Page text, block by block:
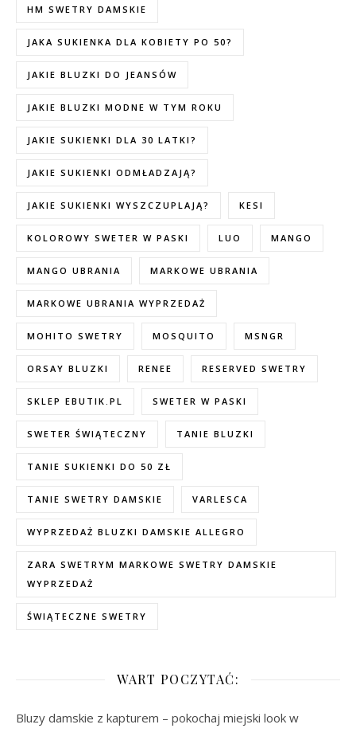
HM SWETRY DAMSKIE
JAKA SUKIENKA DLA KOBIETY PO 50?
JAKIE BLUZKI DO JEANSÓW
JAKIE BLUZKI MODNE W TYM ROKU
JAKIE SUKIENKI DLA 30 LATKI?
JAKIE SUKIENKI ODMŁADZAJĄ?
JAKIE SUKIENKI WYSZCZUPLAJĄ? KESI
KOLOROWY SWETER W PASKI LUO MANGO
MANGO UBRANIA MARKOWE UBRANIA
MARKOWE UBRANIA WYPRZEDAŻ
MOHITO SWETRY MOSQUITO MSNGR
ORSAY BLUZKI RENEE RESERVED SWETRY
SKLEP EBUTIK.PL SWETER W PASKI
SWETER ŚWIĄTECZNY TANIE BLUZKI
TANIE SUKIENKI DO 50 ZŁ
TANIE SWETRY DAMSKIE VARLESCA
WYPRZEDAŻ BLUZKI DAMSKIE ALLEGRO
ZARA SWETRYM MARKOWE SWETRY DAMSKIE
WYPRZEDAŻ
ŚWIĄTECZNE SWETRY
WART POCZYTAĆ:
Bluzy damskie z kapturem – pokochaj miejski look w